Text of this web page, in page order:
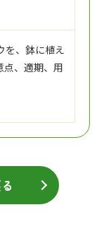
を、鉢に植え
点、適期、用